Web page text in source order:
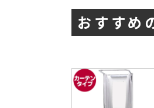
おすすめ